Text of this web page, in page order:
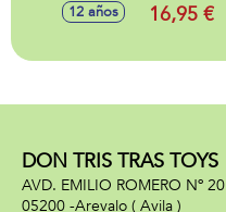
12 años 16,95 €
DON TRIS TRAS TOYS
AVD. EMILIO ROMERO Nº 20
05200 -Arevalo ( Avila )